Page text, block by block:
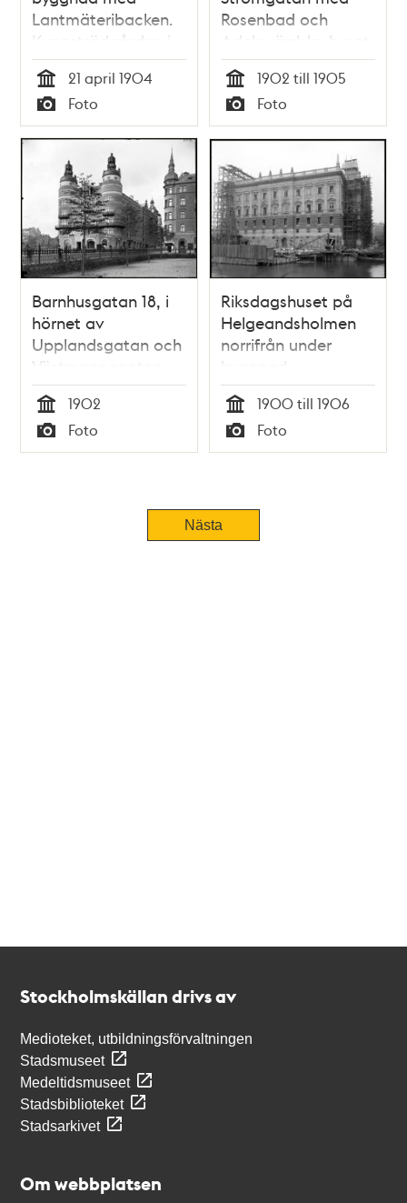
Lantmäteribacken.
Kungsträdgården i
förgrunden
Tid
21 april 1904
Typ
Foto
Rosenbad och
Adelswärdska huset.
Tid
1902 till 1905
Typ
Foto
Barnhusgatan 18, i
hörnet av
Upplandsgatan och
Västmannagatan
Tid
1902
Typ
Foto
Riksdagshuset på
Helgeandsholmen
norrifrån under
byggnad.
Tid
1900 till 1906
Typ
Foto
Nästa
Stockholmskällan drivs av
Medioteket, utbildningsförvaltningen
Stadsmuseet
Medeltidsmuseet
Stadsbiblioteket
Stadsarkivet
Om webbplatsen